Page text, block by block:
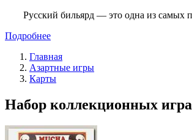
Русский бильярд — это одна из самых
Подробнее
Главная
Азартные игры
Карты
Набор коллекционных